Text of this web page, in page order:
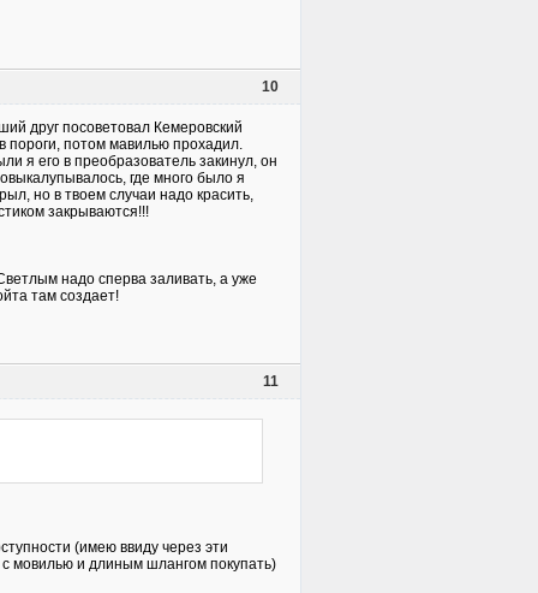
10
друг посоветовал Кемеровский
пороги, потом мавилью прохадил.
я его в преобразователь закинул, он
где много было я
но в твоем случаи надо красить,
закрываются!!!
надо сперва заливать, а уже
там создает!
11
(имею ввиду через эти
мовилью и длиным шлангом покупать)